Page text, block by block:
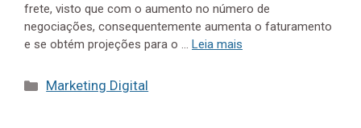
frete, visto que com o aumento no número de
negociações, consequentemente aumenta o faturamento
e se obtém projeções para o … Leia mais
Categorias
Marketing Digital